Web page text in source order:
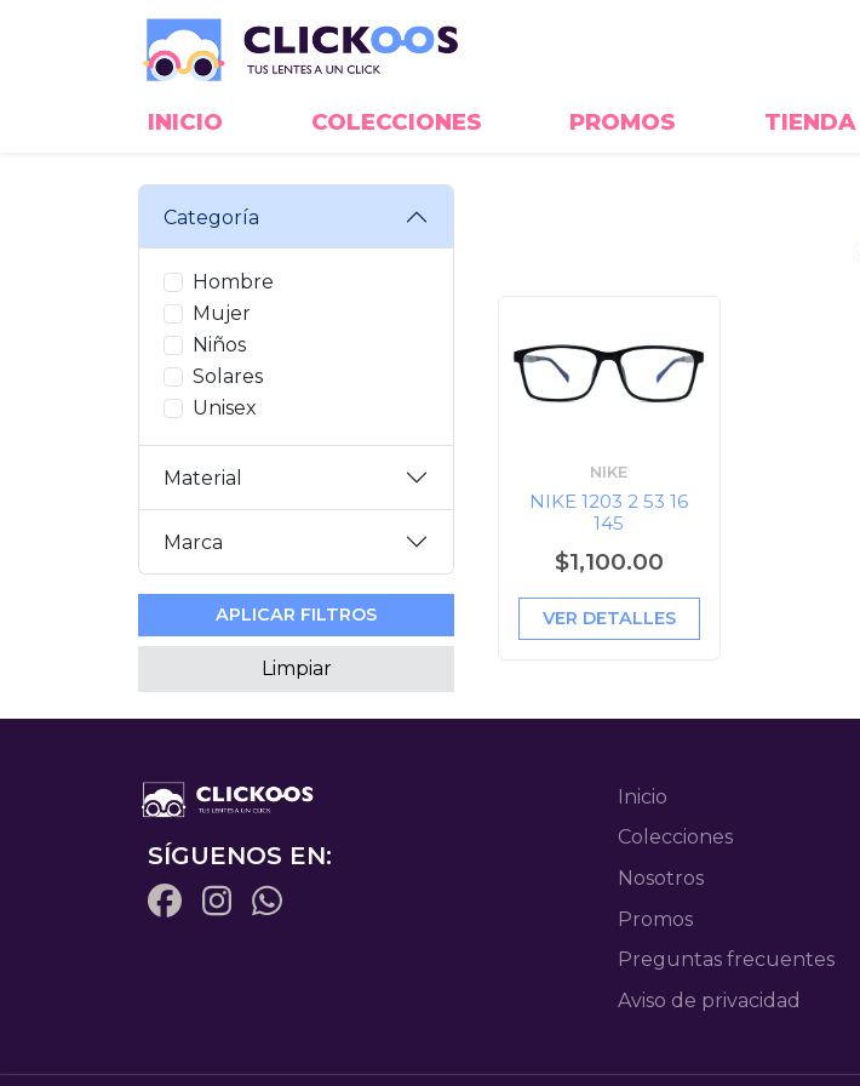
INICIO COLECCIONES PROMOS TIENDA
Categoría
Hombre
Mujer
Niños
Solares
Unisex
Material
Marca
APLICAR FILTROS
Limpiar
NIKE
NIKE 1203 2 53 16
145
$1,100.00
VER DETALLES
SÍGUENOS EN:
Inicio
Colecciones
Nosotros
Promos
Preguntas frecuentes
Aviso de privacidad